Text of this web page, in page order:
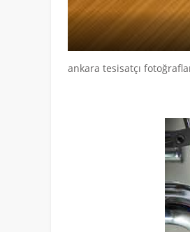
ankara tesisatçı